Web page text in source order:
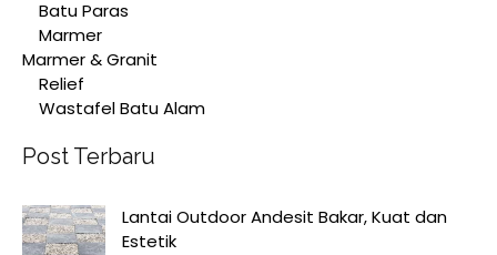
Batu Paras
Marmer
Marmer & Granit
Relief
Wastafel Batu Alam
Post Terbaru
Lantai Outdoor Andesit Bakar, Kuat dan
Estetik